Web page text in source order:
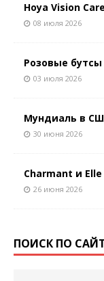
Hoya Vision
08 июля 2026
Розовые
03 июля 2026
Мундиаль в
30 июня 2026
Charmant и
26 июня 2026
ПОИСК ПО